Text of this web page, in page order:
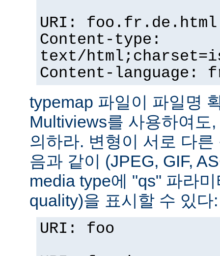
URI: foo.fr.de.html
Content-type:
text/
Content-language:
typemap 파일이 파일명
Multiviews를 사용하여도
의하라. 변형이 서로 다
음과 같이 (JPEG, GIF,
media type에 "qs" 파라
quality)을 표시할 수 있다:
URI: foo